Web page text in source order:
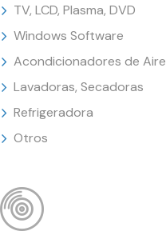
TV, LCD, Plasma, DVD
Windows Software
Acondicionadores de Aire
Lavadoras, Secadoras
Refrigeradora
Otros